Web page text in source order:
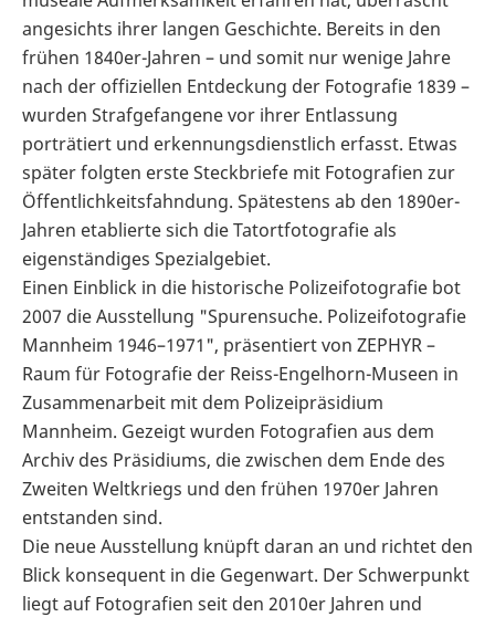
angesichts ihrer langen Geschichte. Bereits in den
frühen 1840er-Jahren – und somit nur wenige Jahre
nach der offiziellen Entdeckung der Fotografie 1839 –
wurden Strafgefangene vor ihrer Entlassung
porträtiert und erkennungsdienstlich erfasst. Etwas
später folgten erste Steckbriefe mit Fotografien zur
Öffentlichkeitsfahndung. Spätestens ab den 1890er-
Jahren etablierte sich die Tatortfotografie als
eigenständiges Spezialgebiet.
Einen Einblick in die historische Polizeifotografie bot
2007 die Ausstellung "Spurensuche. Polizeifotografie
Mannheim 1946–1971", präsentiert von ZEPHYR –
Raum für Fotografie der Reiss-Engelhorn-Museen in
Zusammenarbeit mit dem Polizeipräsidium
Mannheim. Gezeigt wurden Fotografien aus dem
Archiv des Präsidiums, die zwischen dem Ende des
Zweiten Weltkriegs und den frühen 1970er Jahren
entstanden sind.
Die neue Ausstellung knüpft daran an und richtet den
Blick konsequent in die Gegenwart. Der Schwerpunkt
liegt auf Fotografien seit den 2010er Jahren und